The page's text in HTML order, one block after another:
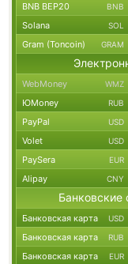
BNB BEP20 BNB
Solana SOL
Gram (Toncoin) GRAM
WebMoney WMZ
ЮMoney RUB
PayPal USD
Volet USD
PaySera EUR
Alipay CNY
Банковские
Банковская карта USD
Банковская карта RUB
Банковская карта EUR